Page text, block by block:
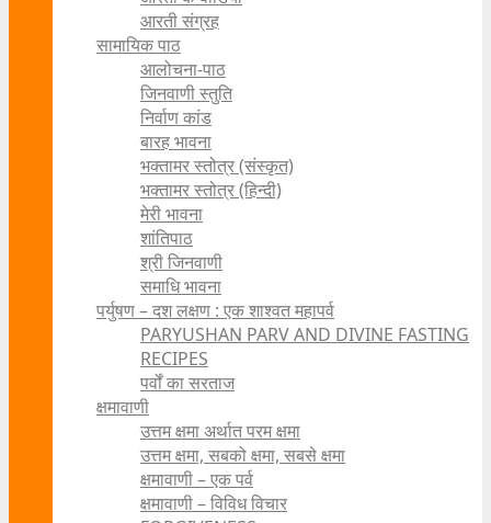
आरती संग्रह
सामायिक पाठ
आलोचना-पाठ
जिनवाणी स्तुति
निर्वाण कांड
बारह भावना
भक्तामर स्तोत्र (संस्कृत)
भक्तामर स्तोत्र (हिन्दी)
मेरी भावना
शांतिपाठ
श्री जिनवाणी
समाधि भावना
पर्युषण – दश लक्षण : एक शाश्वत महापर्व
PARYUSHAN PARV AND DIVINE FASTING
RECIPES
पर्वों का सरताज
क्षमावाणी
उत्तम क्षमा अर्थात परम क्षमा
उत्तम क्षमा, सबको क्षमा, सबसे क्षमा
क्षमावाणी – एक पर्व
क्षमावाणी – विविध विचार